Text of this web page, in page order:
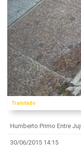
Tramitado
Humberto Primo Entre
30/06/2015 14:15